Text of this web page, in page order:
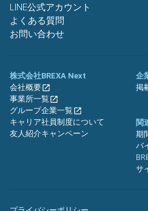
LINE公式アカウント
よくある質問
お問い合わせ
株式会社BREXA Next
会社概要
事業所一覧
グループ企業一覧
キャリア社員制度について
友人紹介キャンペーン
企
掲
関
期
バ
サ